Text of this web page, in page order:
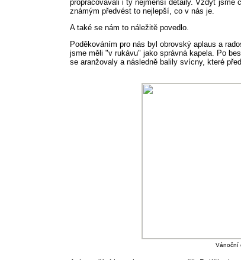
propracovávali i ty nejmenší detaily. Vždyť jsme
známým předvést to nejlepší, co v nás je.
A také se nám to náležitě povedlo.
Poděkováním pro nás byl obrovský aplaus a
jsme měli "v rukávu" jako správná kapela. Po
se aranžovaly a následně balily svícny, které
Vánoční